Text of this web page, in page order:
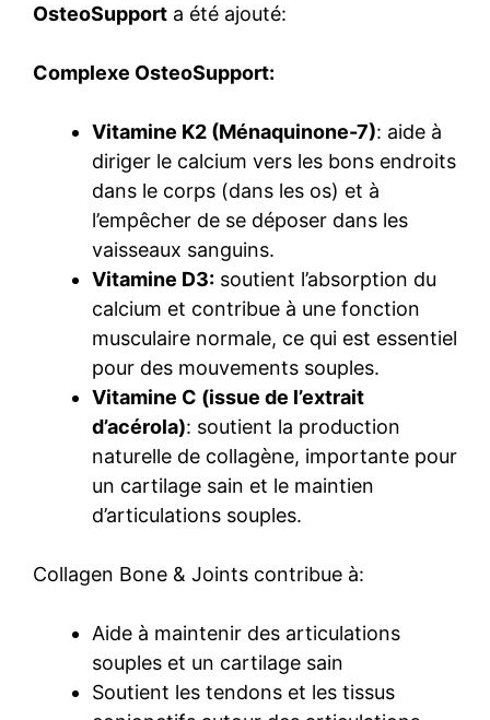
OsteoSupport a été ajouté:
Complexe OsteoSupport:
Vitamine K2 (Ménaquinone-7): aide à
diriger le calcium vers les bons endroits
dans le corps (dans les os) et à
l’empêcher de se déposer dans les
vaisseaux sanguins.
Vitamine D3: soutient l’absorption du
calcium et contribue à une fonction
musculaire normale, ce qui est essentiel
pour des mouvements souples.
Vitamine C (issue de l’extrait
d’acérola): soutient la production
naturelle de collagène, importante pour
un cartilage sain et le maintien
d’articulations souples.
Collagen Bone & Joints contribue à:
Aide à maintenir des articulations
souples et un cartilage sain
Soutient les tendons et les tissus